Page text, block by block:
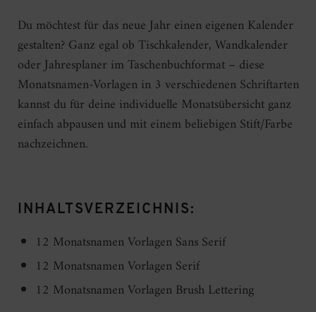
Du möchtest für das neue Jahr einen eigenen Kalender
gestalten? Ganz egal ob Tischkalender, Wandkalender
oder Jahresplaner im Taschenbuchformat – diese
Monatsnamen-Vorlagen in 3 verschiedenen Schriftarten
kannst du für deine individuelle Monatsübersicht ganz
einfach abpausen und mit einem beliebigen Stift/Farbe
nachzeichnen.
INHALTSVERZEICHNIS:
12 Monatsnamen Vorlagen Sans Serif
12 Monatsnamen Vorlagen Serif
12 Monatsnamen Vorlagen Brush Lettering